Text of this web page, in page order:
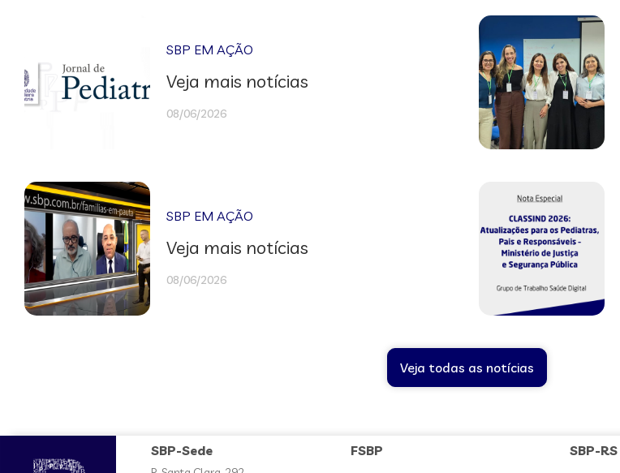
SBP EM AÇÃO
Veja mais notícias
08/06/2026
SBP EM AÇÃO
Veja mais notícias
08/06/2026
Veja todas as notícias
SBP-Sede FSBP SBP-RS